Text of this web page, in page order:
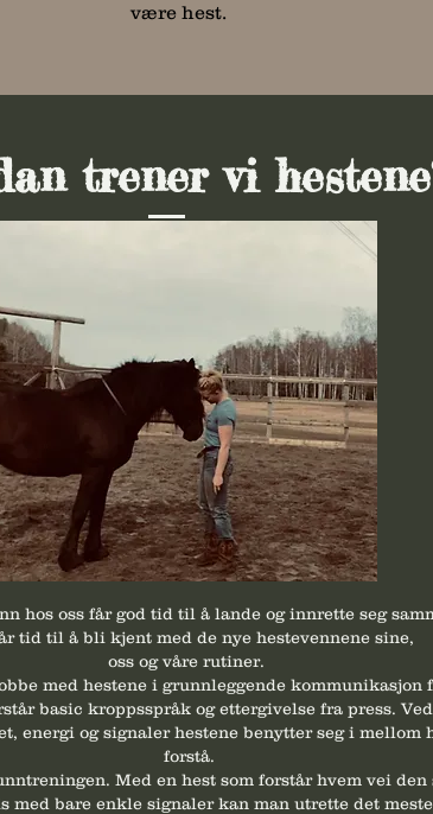
være hest.
trener vi
hos oss får god tid til å lande og innrette seg
tid til å bli kjent med de nye hestevennene sine,
oss og våre rutiner.
med hestene i grunnleggende kommunikasjon
basic kroppsspråk og ettergivelse fra press.
energi og signaler hestene benytter seg i mellom
forstå.
Med en hest som forstår hvem vei den
med bare enkle signaler kan man utrette det